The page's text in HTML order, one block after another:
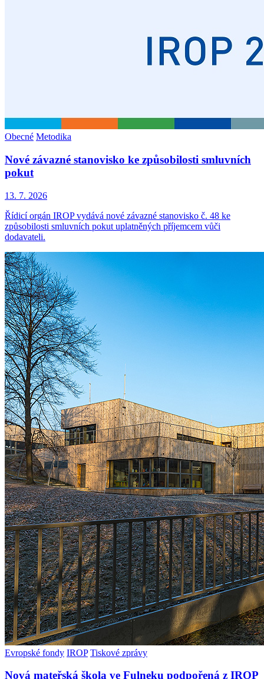
Obecné Metodika
Nové závazné stanovisko ke způsobilosti smluvních
pokut
13. 7. 2026
Řídicí orgán IROP vydává nové závazné stanovisko č. 48 ke
způsobilosti smluvních pokut uplatněných příjemcem vůči
dodavateli.
Evropské fondy IROP Tiskové zprávy
Nová mateřská škola ve Fulneku podpořená z IROP